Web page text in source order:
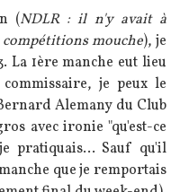
(NDLR : il n'y avait à
mouche), je
La 1ère manche eut lieu
je peux le
Alemany du Club
avec ironie "qu'est-ce
pratiquais... Sauf qu'il
que je remportais